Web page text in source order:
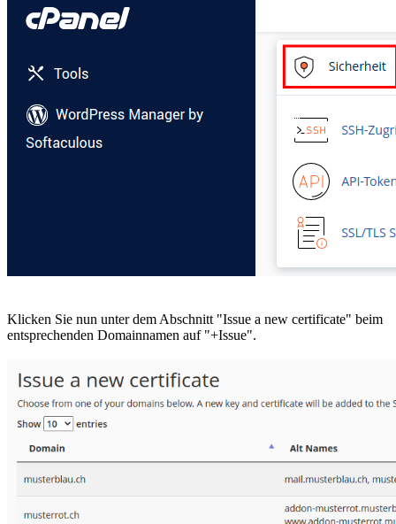
Klicken Sie nun unter dem Abschnitt "Issue a new certificate" beim
entsprechenden Domainnamen auf "+Issue".